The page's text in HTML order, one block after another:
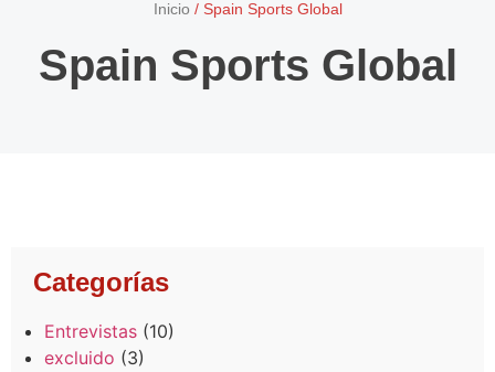
Inicio / Spain Sports Global
Spain Sports Global
Categorías
Entrevistas (10)
excluido (3)